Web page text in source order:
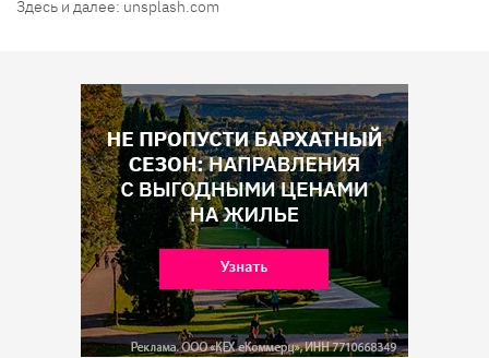
Здесь и далее: unsplash.com